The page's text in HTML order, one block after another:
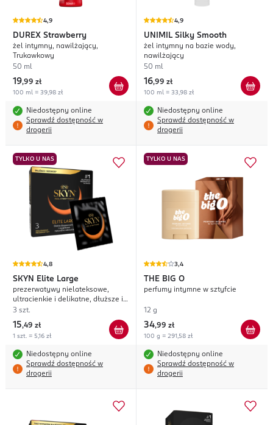
4,9
DUREX Strawberry
żel intymny, nawilżający,
Trukawkowy
50 ml
19,99 zł
100 ml = 39,98 zł
Niedostępny online
Sprawdź dostępność w
drogerii
4,9
UNIMIL Silky Smooth
żel intymny na bazie wody,
nawilżający
50 ml
16,99 zł
100 ml = 33,98 zł
Niedostępny online
Sprawdź dostępność w
drogerii
TYLKO U NAS
4,8
SKYN Elite Large
prezerwatywy nielateksowe,
ultracienkie i delikatne, dłuższe i
szersze
3 szt.
15,49 zł
1 szt. = 5,16 zł
Niedostępny online
Sprawdź dostępność w
drogerii
TYLKO U NAS
3,4
THE BIG O
perfumy intymne w sztyfcie
12 g
34,99 zł
100 g = 291,58 zł
Niedostępny online
Sprawdź dostępność w
drogerii